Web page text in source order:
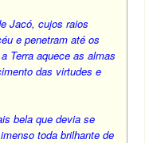
Jacó, cujos raios
e penetram até os
Terra aquece as almas
das virtudes e
bela que devia se
toda brilhante de